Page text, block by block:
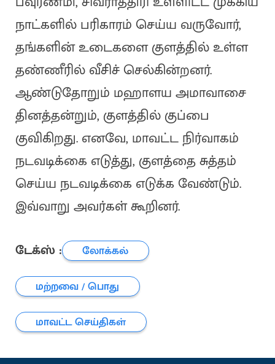
நாட்களில் பரிகாரம் செய்ய வருவோர்,
தங்களின் உடைகளை குளத்தில் உள்ள
தண்ணீரில் வீசிச் செல்கின்றனர்.
ஆண்டுதோறும் மஹாளய அமாவாசை
தினத்தன்றும், குளத்தில் குப்பை
குவிகிறது. எனவே, மாவட்ட நிர்வாகம்
நடவடிக்கை எடுத்து, குளத்தை சுத்தம்
செய்ய நடவடிக்கை எடுக்க வேண்டும்.
இவ்வாறு அவர்கள் கூறினர்.
டேக்ஸ் :
லோக்கல்
மற்றவை / பொது
மாவட்ட செய்திகள்